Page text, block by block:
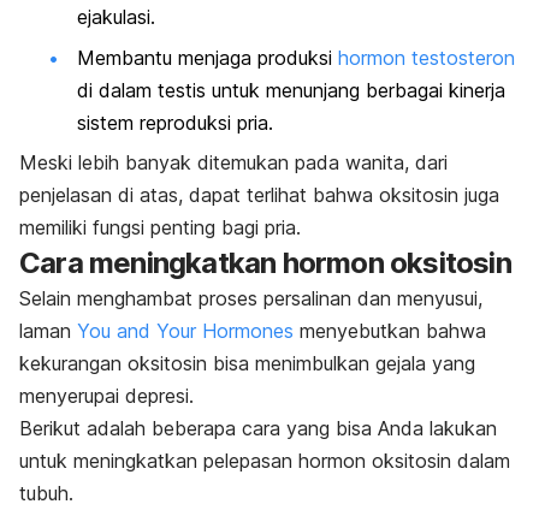
ejakulasi.
Membantu menjaga produksi hormon testosteron
di dalam testis untuk menunjang berbagai kinerja
sistem reproduksi pria.
Meski lebih banyak ditemukan pada wanita, dari
penjelasan di atas, dapat terlihat bahwa oksitosin juga
memiliki fungsi penting bagi pria.
Cara meningkatkan hormon oksitosin
Selain menghambat proses persalinan dan menyusui,
laman You and Your Hormones menyebutkan bahwa
kekurangan oksitosin bisa menimbulkan gejala yang
menyerupai depresi.
Berikut adalah beberapa cara yang bisa Anda lakukan
untuk meningkatkan pelepasan hormon oksitosin dalam
tubuh.